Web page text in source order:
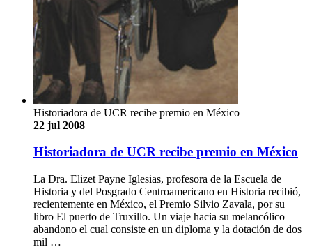
Historiadora de UCR recibe premio en México
22 jul 2008
Historiadora de UCR recibe premio en México
La Dra. Elizet Payne Iglesias, profesora de la Escuela de
Historia y del Posgrado Centroamericano en Historia recibió,
recientemente en México, el Premio Silvio Zavala, por su
libro El puerto de Truxillo. Un viaje hacia su melancólico
abandono el cual consiste en un diploma y la dotación de dos
mil …